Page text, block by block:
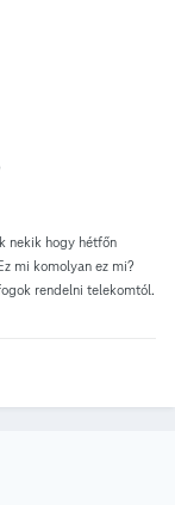
nekik hogy hétfőn
mi komolyan ez mi?
rendelni telekomtól.